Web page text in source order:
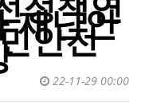
재난안
안전
22-11-29 00:00